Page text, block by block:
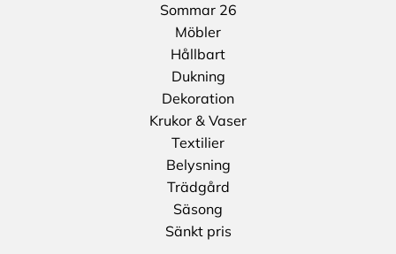
Sommar 26
Möbler
Hållbart
Dukning
Dekoration
Krukor & Vaser
Textilier
Belysning
Trädgård
Säsong
Sänkt pris